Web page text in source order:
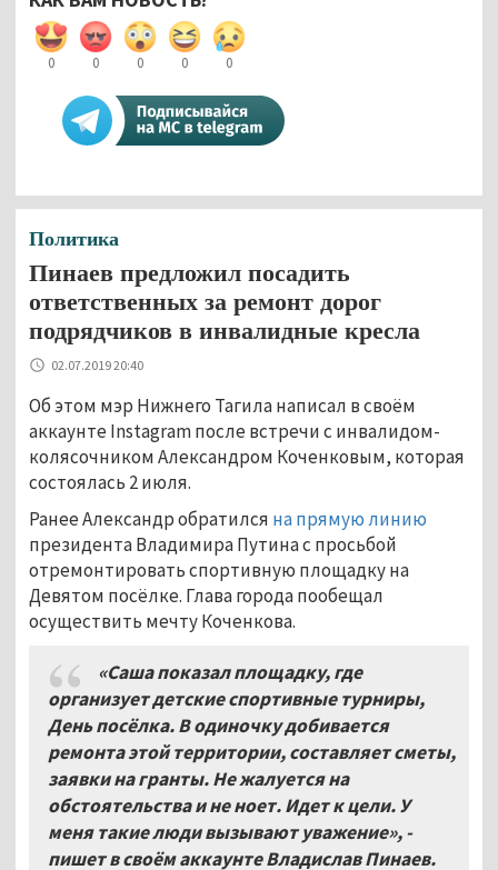
0 0 0 0 0
Политика
Пинаев предложил посадить
ответственных за ремонт дорог
подрядчиков в инвалидные кресла
02.07.2019 20:40
Об этом мэр Нижнего Тагила написал в своём
аккаунте Instagram после встречи с инвалидом-
колясочником Александром Коченковым, которая
состоялась 2 июля.
Ранее Александр обратился на прямую линию
президента Владимира Путина с просьбой
отремонтировать спортивную площадку на
Девятом посёлке. Глава города пообещал
осуществить мечту Коченкова.
«Саша показал площадку, где
организует детские спортивные турниры,
День посёлка. В одиночку добивается
ремонта этой территории, составляет сметы,
заявки на гранты. Не жалуется на
обстоятельства и не ноет. Идет к цели. У
меня такие люди вызывают уважение», -
пишет в своём аккаунте Владислав Пинаев.